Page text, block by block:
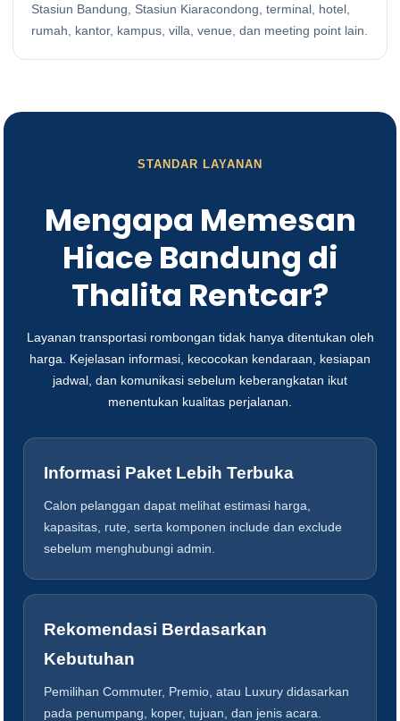
Stasiun Bandung, Stasiun Kiaracondong, terminal, hotel,
rumah, kantor, kampus, villa, venue, dan meeting point lain.
STANDAR LAYANAN
Mengapa Memesan
Hiace Bandung di
Thalita Rentcar?
Layanan transportasi rombongan tidak hanya ditentukan oleh
harga. Kejelasan informasi, kecocokan kendaraan, kesiapan
jadwal, dan komunikasi sebelum keberangkatan ikut
menentukan kualitas perjalanan.
Informasi Paket Lebih Terbuka
Calon pelanggan dapat melihat estimasi harga,
kapasitas, rute, serta komponen include dan exclude
sebelum menghubungi admin.
Rekomendasi Berdasarkan
Kebutuhan
Pemilihan Commuter, Premio, atau Luxury didasarkan
pada penumpang, koper, tujuan, dan jenis acara.